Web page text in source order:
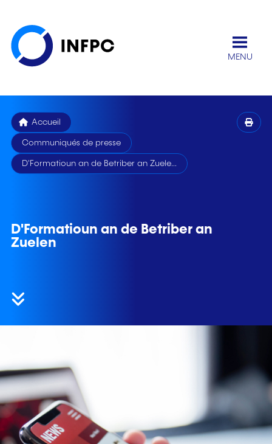
MENU
Accueil
Communiqués de presse
D'Formatioun an de Betriber an Zuele...
D'Formatioun an de Betriber an
Zuelen